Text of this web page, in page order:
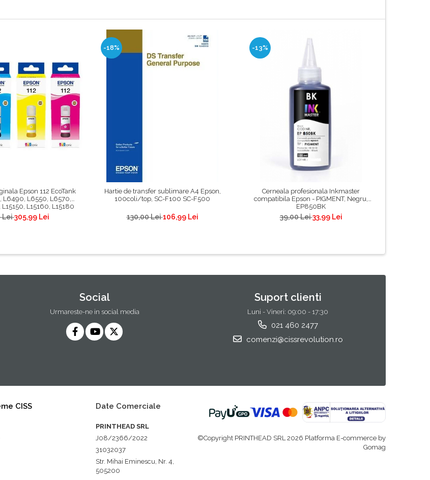
Epson 112 EcoTank
L6490, L6550, L6570,
L15160, L15180
Lei305,99 Lei
-18%
Hartie de transfer sublimare A4 Epson,
100coli/top, SC-F100 SC-F500
130,00 Lei106,99 Lei
-13%
Cerneala profesionala Inkmaster
compatibila Epson - PIGMENT, Negru,
EP850BK
39,00 Lei33,99 Lei
Social
Urmareste-ne in social media
Suport clienti
Luni - Vineri: 09:00 - 17:30
021 460 2477
comenzi@cissrevolution.ro
CISS Date Comerciale
PRINTHEAD SRL
J08/2366/2022
31032037
Str. Mihai Eminescu, Nr. 4,
505200
©Copyright PRINTHEAD SRL 2026 Platforma E-commerce by
Gomag